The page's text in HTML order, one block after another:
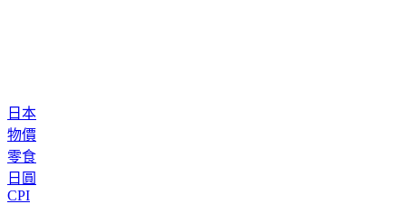
日本
物價
零食
日圓
CPI